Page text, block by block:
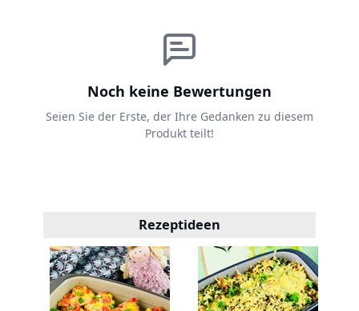
Noch keine Bewertungen
Seien Sie der Erste, der Ihre Gedanken zu diesem
Produkt teilt!
Rezeptideen